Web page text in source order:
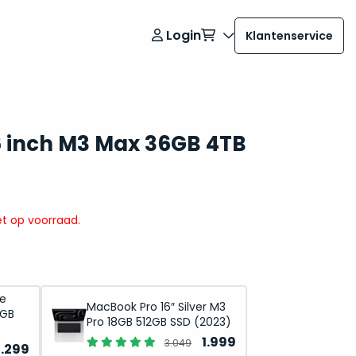
Login Klantenservice
M3 Max 36GB 4TB
op voorraad.
Huidige
MacBook Pro 16″ Silver M3
Pro 18GB 512GB SSD (2023)
3.049
Oorspronkelijke
1.999Huidige